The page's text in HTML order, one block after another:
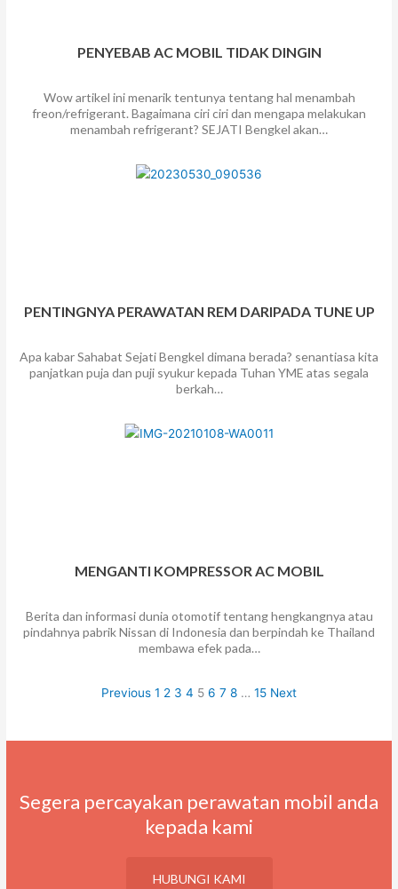
PENYEBAB AC MOBIL TIDAK DINGIN
Wow artikel ini menarik tentunya tentang hal menambah
freon/refrigerant. Bagaimana ciri ciri dan mengapa melakukan
menambah refrigerant? SEJATI Bengkel akan…
PENTINGNYA PERAWATAN REM DARIPADA TUNE UP
Apa kabar Sahabat Sejati Bengkel dimana berada? senantiasa kita
panjatkan puja dan puji syukur kepada Tuhan YME atas segala
berkah…
MENGANTI KOMPRESSOR AC MOBIL
Berita dan informasi dunia otomotif tentang hengkangnya atau
pindahnya pabrik Nissan di Indonesia dan berpindah ke Thailand
membawa efek pada…
Previous 1 2 3 4 5 6 7 8 … 15 Next
Segera percayakan perawatan mobil anda
kepada kami
HUBUNGI KAMI